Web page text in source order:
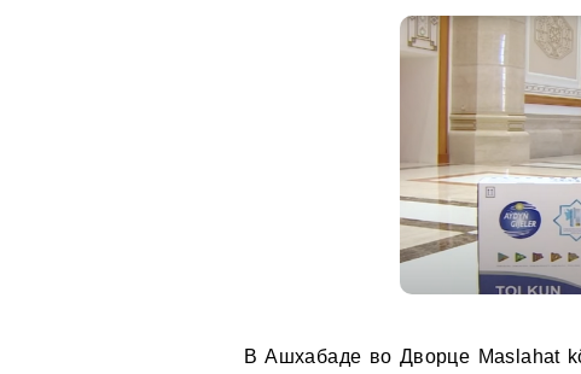
В Ашхабаде во Дворце Maslahat